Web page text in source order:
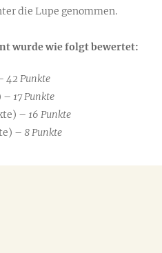
die Lupe genommen.
wurde wie folgt bewertet:
42 Punkte
– 17 Punkte
– 16 Punkte
– 8 Punkte